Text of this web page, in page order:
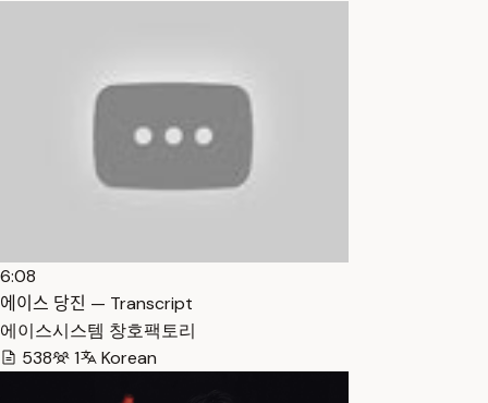
6:08
에이스 당진 — Transcript
에이스시스템 창호팩토리
538
1 Korean